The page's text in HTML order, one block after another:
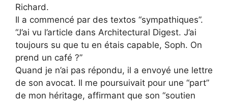
Richard.
Il a commencé par des textos “sympathiques”.
“J’ai vu l’article dans Architectural Digest. J’ai
toujours su que tu en étais capable, Soph. On
prend un café ?”
Quand je n’ai pas répondu, il a envoyé une lettre
de son avocat. Il me poursuivait pour une “part”
de mon héritage, affirmant que son “soutien